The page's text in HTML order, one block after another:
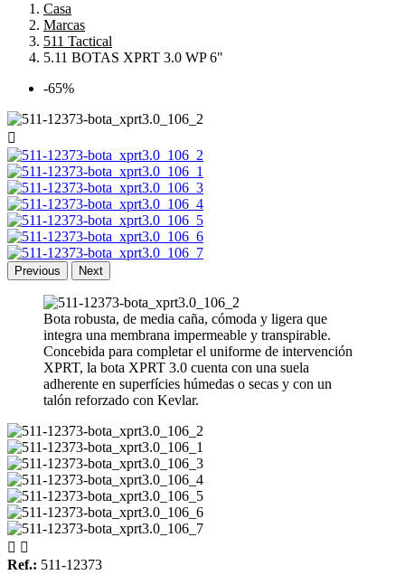
Casa
Marcas
511 Tactical
5.11 BOTAS XPRT 3.0 WP 6"
-65%

Previous Next
Bota robusta, de media caña, cómoda y ligera que
integra una membrana impermeable y transpirable.
Concebida para completar el uniforme de intervención
XPRT, la bota XPRT 3.0 cuenta con una suela
adherente en superfícies húmedas o secas y con un
talón reforzado con Kevlar.
 
Ref.: 511-12373